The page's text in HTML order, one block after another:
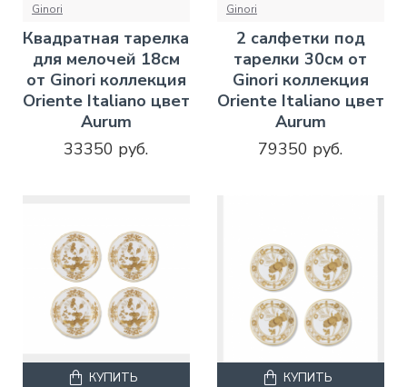
Ginori
Квадратная тарелка
для мелочей 18см
от Ginori коллекция
Oriente Italiano цвет
Aurum
33350 руб.
Ginori
2 салфетки под
тарелки 30см от
Ginori коллекция
Oriente Italiano цвет
Aurum
79350 руб.
КУПИТЬ КУПИТЬ